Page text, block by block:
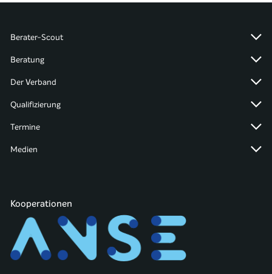
Berater-Scout
Beratung
Der Verband
Qualifizierung
Termine
Medien
Kooperationen